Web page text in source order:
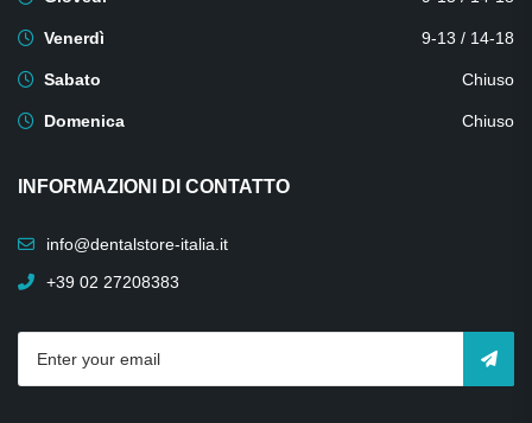
Venerdì 9-13 / 14-18
Sabato Chiuso
Domenica Chiuso
INFORMAZIONI DI CONTATTO
info@dentalstore-italia.it
+39 02 27208383